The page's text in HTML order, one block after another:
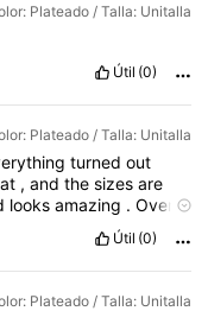
Plateado / Talla: Unitalla
Útil (0)
Plateado / Talla: Unitalla
turnedout
,andthesizesare
looksamazing .Overall
recommended
Útil (0)
Plateado / Talla: Unitalla